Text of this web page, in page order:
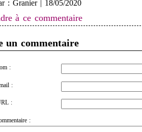
: Granier | 18/05/2020
à ce commentaire
un commentaire
:
:
:
: